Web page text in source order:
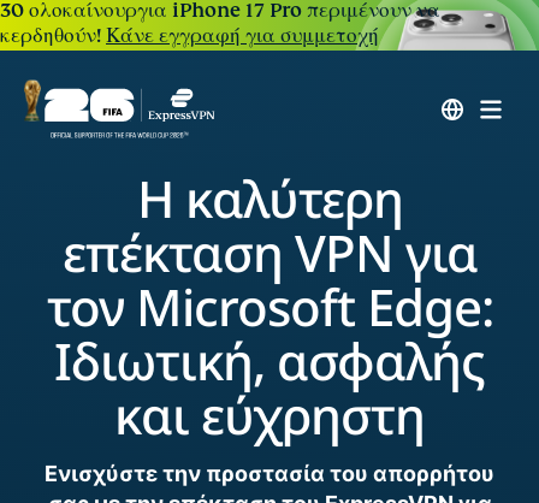
30 ολοκαίνουργια iPhone 17 Pro περιμένουν να
κερδηθούν!Κάνε εγγραφή για συμμετοχή
Η καλύτερη
επέκταση VPN για
τον Microsoft Edge:
Ιδιωτική, ασφαλής
και εύχρηστη
Ενισχύστε την προστασία του απορρήτου